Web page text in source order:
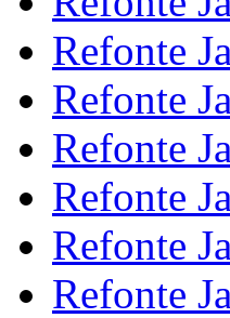
Refonte
Refonte
Refonte
Refonte
Refonte
Refonte